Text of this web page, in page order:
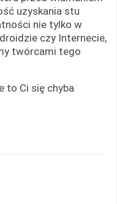
uzyskania stu
nie tylko w
czy Internecie,
twórcami tego
to Ci się chyba